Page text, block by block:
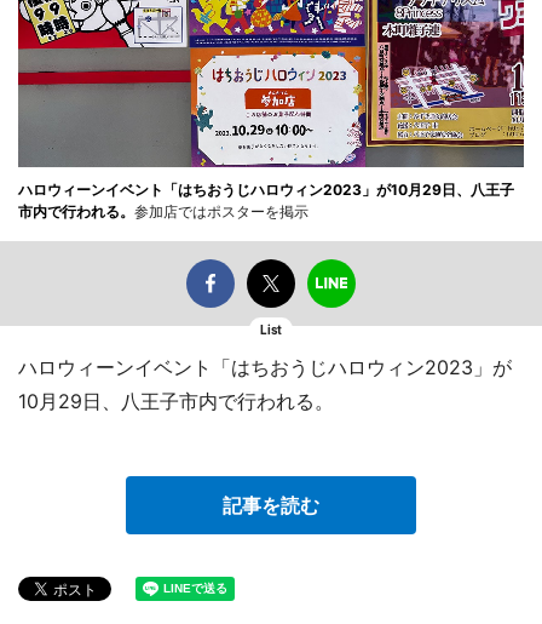
ハロウィーンイベント「はちおうじハロウィン2023」が10月29日、八王子
市内で行われる。 参加店ではポスターを掲示
List
ハロウィーンイベント「はちおうじハロウィン2023」が
10月29日、八王子市内で行われる。
記事を読む